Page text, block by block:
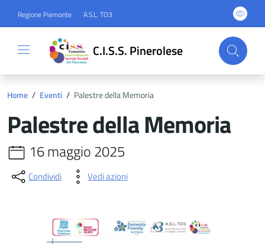
Regione Piemonte A.S.L. TO3
C.I.S.S. Pinerolese
Home / Eventi / Palestre della Memoria
Palestre della Memoria
16 maggio 2025
Condividi Vedi azioni